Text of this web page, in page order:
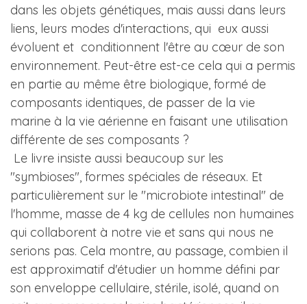
dans les objets génétiques, mais aussi dans leurs
liens, leurs modes d'interactions, qui eux aussi
évoluent et conditionnent l'être au cœur de son
environnement. Peut-être est-ce cela qui a permis
en partie au même être biologique, formé de
composants identiques, de passer de la vie
marine à la vie aérienne en faisant une utilisation
différente de ses composants ?
Le livre insiste aussi beaucoup sur les
"symbioses", formes spéciales de réseaux. Et
particulièrement sur le "microbiote intestinal" de
l'homme, masse de 4 kg de cellules non humaines
qui collaborent à notre vie et sans qui nous ne
serions pas. Cela montre, au passage, combien il
est approximatif d'étudier un homme défini par
son enveloppe cellulaire, stérile, isolé, quand on